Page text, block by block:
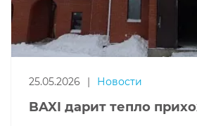
25.05.2026 | Новости
BAXI дарит тепло